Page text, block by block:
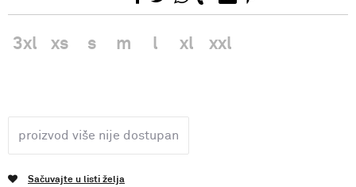
3xl xs s m l xl xxl
proizvod više nije dostupan
Sačuvajte u listi želja